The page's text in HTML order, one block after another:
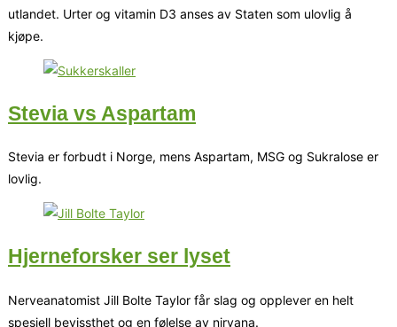
utlandet. Urter og vitamin D3 anses av Staten som ulovlig å
kjøpe.
Stevia vs Aspartam
Stevia er forbudt i Norge, mens Aspartam, MSG og Sukralose er
lovlig.
Hjerneforsker ser lyset
Nerveanatomist Jill Bolte Taylor får slag og opplever en helt
spesiell bevissthet og en følelse av nirvana.